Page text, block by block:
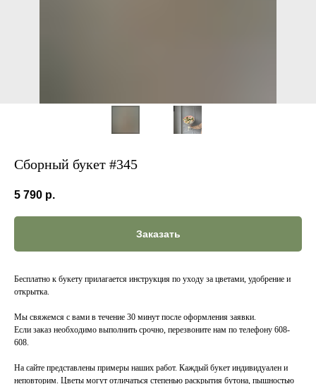
Сборный букет #345
5 790 р.
Заказать
Бесплатно к букету прилагается инструкция по уходу за цветами, удобрение и
открытка.
Мы свяжемся с вами в течение 30 минут после оформления заявки.
Если заказ необходимо выполнить срочно, перезвоните нам по телефону 608-
608.
На сайте представлены примеры наших работ. Каждый букет индивидуален и
неповторим. Цветы могут отличаться степенью раскрытия бутона, пышностью